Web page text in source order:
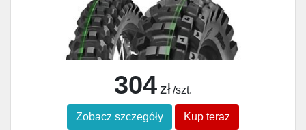
304 zł /szt.
Zobacz szczegóły Kup teraz